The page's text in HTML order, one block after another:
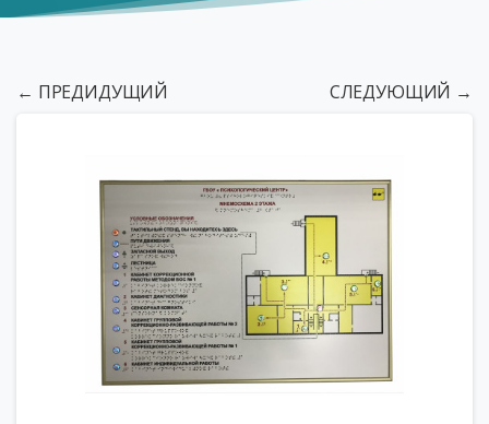
← ПРЕДИДУЩИЙ СЛЕДУЮЩИЙ →